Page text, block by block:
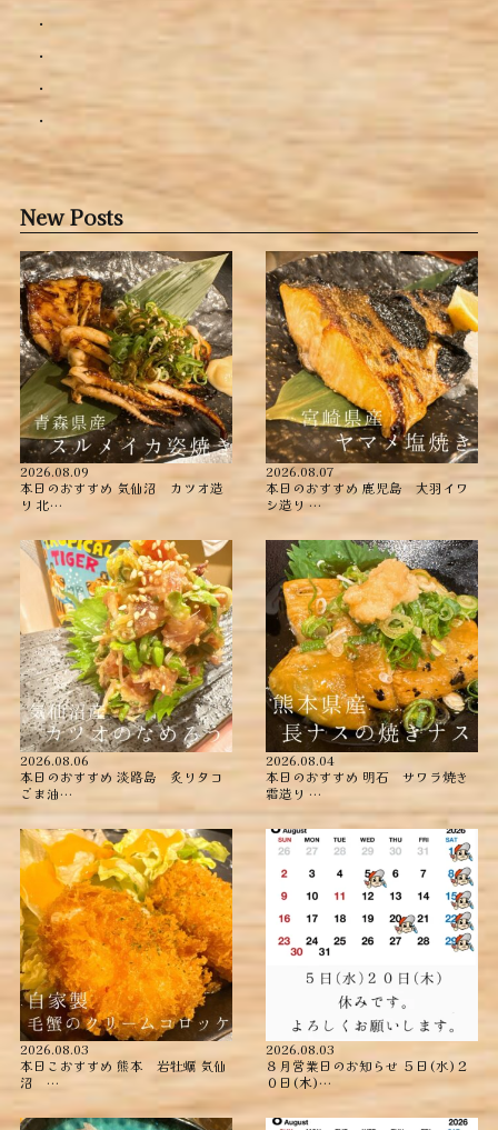
.
.
.
.
New Posts
2026.08.09
本日のおすすめ ︎気仙沼 カツオ造
り ︎北…
2026.08.07
本日のおすすめ ︎鹿児島 大羽イワ
シ造り …
2026.08.06
本日のおすすめ ︎淡路島 炙りタコ
ごま油…
2026.08.04
本日のおすすめ ︎明石 サワラ焼き
霜造り …
2026.08.03
本日こおすすめ ︎熊本 岩牡蠣 ︎気仙
沼 …
2026.08.03
８月営業日のお知らせ ５日(水)２
０日(木)…